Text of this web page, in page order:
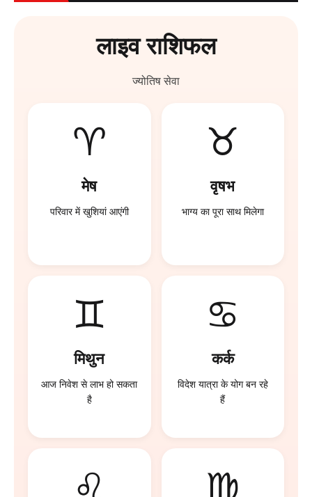
लाइव राशिफल
ज्योतिष सेवा
♈
मेष
परिवार में खुशियां आएंगी
♉
वृषभ
भाग्य का पूरा साथ मिलेगा
♊
मिथुन
आज निवेश से लाभ हो सकता
है
♋
कर्क
विदेश यात्रा के योग बन रहे
हैं
♌ ♍